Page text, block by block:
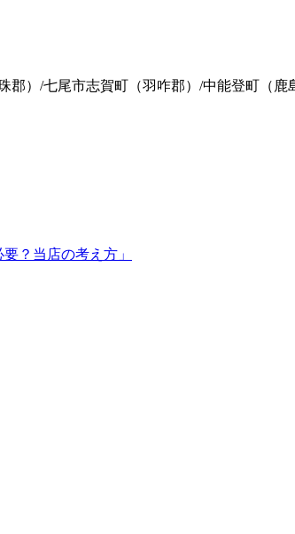
郡）/七尾市志賀町（羽咋郡）/中能登町（
？当店の考え方」